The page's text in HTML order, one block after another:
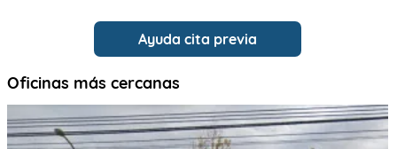
Ayuda cita previa
Oficinas más cercanas